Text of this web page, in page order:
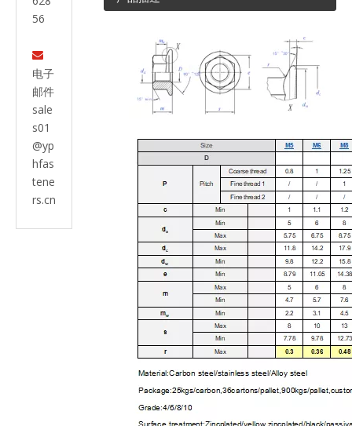
56

电子
邮件
sale
s01
@yp
hfas
tene
rs.cn